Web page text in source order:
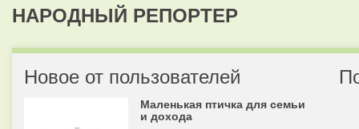
НАРОДНЫЙ РЕПОРТЕР
Новое от пользователей
Маленькая птичка для семьи
и дохода